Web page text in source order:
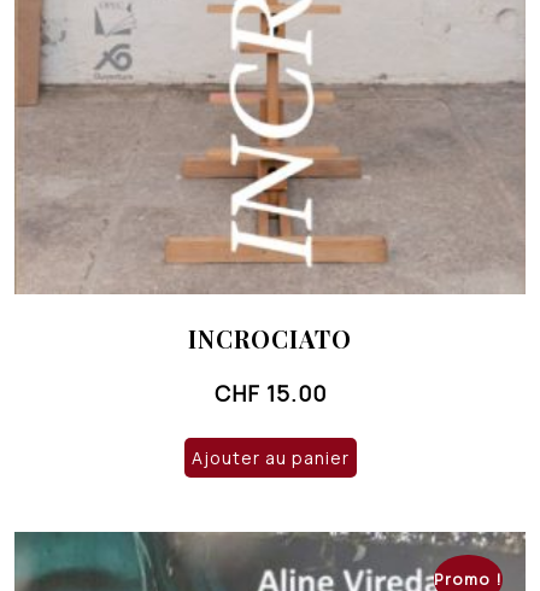
INCROCIATO
CHF 15.00
Ajouter au panier
Promo !